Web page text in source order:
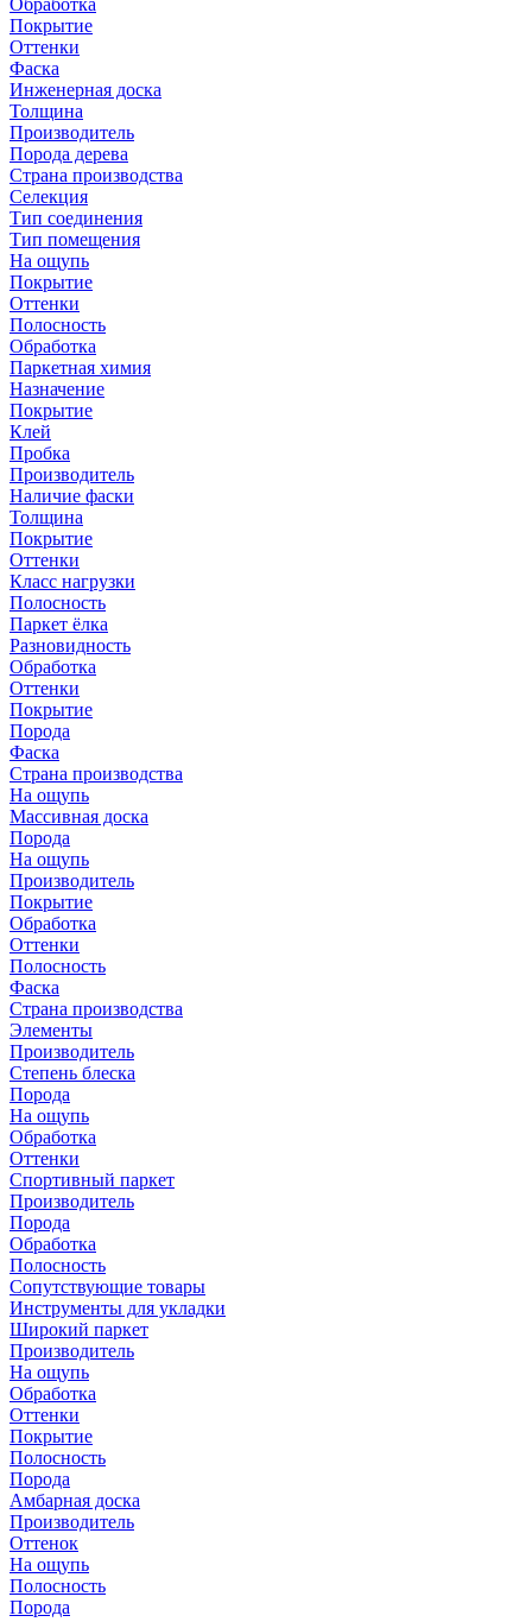
Обработка
Покрытие
Оттенки
Фаска
Инженерная доска
Толщина
Производитель
Порода дерева
Страна производства
Селекция
Тип соединения
Тип помещения
На ощупь
Покрытие
Оттенки
Полосность
Обработка
Паркетная химия
Назначение
Покрытие
Клей
Пробка
Производитель
Наличие фаски
Толщина
Покрытие
Оттенки
Класс нагрузки
Полосность
Паркет ёлка
Разновидность
Обработка
Оттенки
Покрытие
Порода
Фаска
Страна производства
На ощупь
Массивная доска
Порода
На ощупь
Производитель
Покрытие
Обработка
Оттенки
Полосность
Фаска
Страна производства
Элементы
Производитель
Степень блеска
Порода
На ощупь
Обработка
Оттенки
Спортивный паркет
Производитель
Порода
Обработка
Полосность
Сопутствующие товары
Инструменты для укладки
Широкий паркет
Производитель
На ощупь
Обработка
Оттенки
Покрытие
Полосность
Порода
Амбарная доска
Производитель
Оттенок
На ощупь
Полосность
Порода